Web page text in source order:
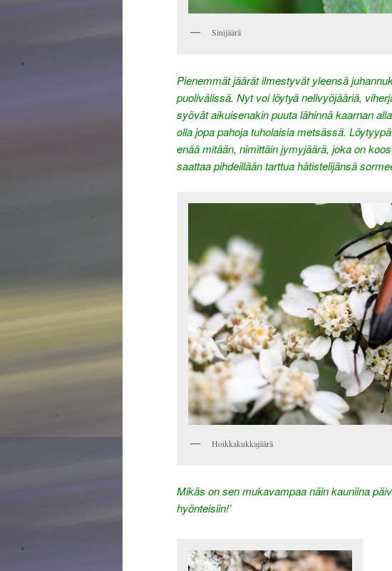
Sinijäärä
Pienemmät jäärät ilmestyvät yleensä
puolivälissä. Nyt voi löytyä nelivyöjääriä,
syövät aikuisenakin puuta lähinnä kaarnan
olla jopa pahoja tuholaisia metsässä.
enää mitään, nimittäin jymyjäärä, joka on
saattaa pihdeillään tarttua hätistelijänsä
Hoikkakukkajäärä
Mikäs on sen mukavampaa näin kauniina
hyönteisiin!’